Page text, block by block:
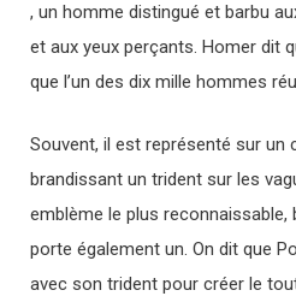
, un homme distingué et barbu
et aux yeux perçants. Homer dit
que l’un des dix mille hommes
Souvent, il est représenté sur un
brandissant un trident sur les
emblème le plus reconnaissable,
porte également un. On dit que
avec son trident pour créer le